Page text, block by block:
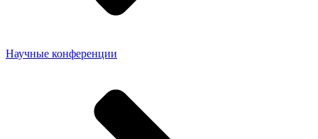
Научные конференции